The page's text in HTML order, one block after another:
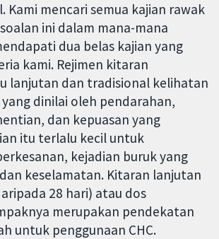
Kami mencari semua kajian rawak
ini dalam mana-mana
dua belas kajian yang
kami. Rejimen kitaran
lanjutan dan tradisional kelihatan
dinilai oleh pendarahan,
dan kepuasan yang
itu terlalu kecil untuk
kejadian buruk yang
keselamatan. Kitaran lanjutan
28 hari) atau dos
merupakan pendekatan
untuk penggunaan CHC.